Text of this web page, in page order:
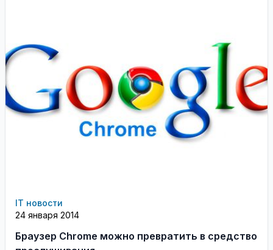
IT новости
24 января 2014
Браузер Chrome можно превратить в средство